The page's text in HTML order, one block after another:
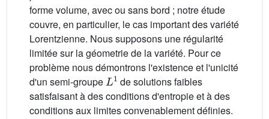
forme volume, avec ou sans bord ; notre étude
couvre, en particulier, le cas important des variété
Lorentzienne. Nous supposons une régularité
limitée sur la géometrie de la variété. Pour ce
problème nous démontrons l'existence et l'unicité
d'un semi-groupe
L1
de solutions faibles
satisfaisant à des conditions d'entropie et à des
conditions aux limites convenablement définies.